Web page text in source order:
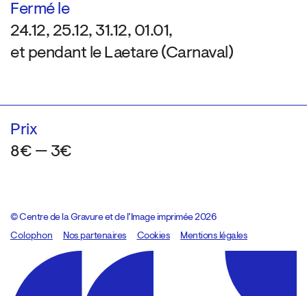
Fermé le
24.12, 25.12, 31.12, 01.01,
et pendant le Laetare (Carnaval)
Prix
8€ — 3€
© Centre de la Gravure et de l’Image imprimée 2026
Colophon
Design:Marcel Kaczmarek, code:8080.studio
Nos partenaires Cookies Mentions légales